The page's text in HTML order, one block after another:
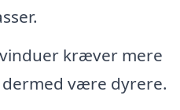
kræver mere
være dyrere.